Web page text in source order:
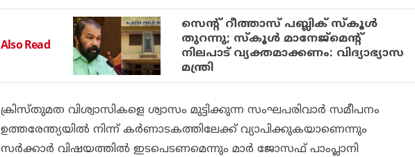
Also Read
സെന്റ് റീത്താസ് പബ്ലിക് സ്കൂൾ
തുറന്നു; സ്കൂൾ മാനേജ്‍മെന്റ്
നിലപാട് വ്യക്തമാക്കണം: വിദ്യാഭ്യാസ
മന്ത്രി
ക്രിസ്തുമത വിശ്വാസികളെ ശ്വാസം മുട്ടിക്കുന്ന സംഘപരിവാര്‍ സമീപനം
ഉത്തരേന്ത്യയില്‍ നിന്ന് കര്‍ണാടകത്തിലേക്ക് വ്യാപിക്കുകയാണെന്നും
സര്‍ക്കാര്‍ വിഷയത്തില്‍ ഇടപെടണമെന്നും മാര്‍ ജോസഫ് പാംപ്ലാനി